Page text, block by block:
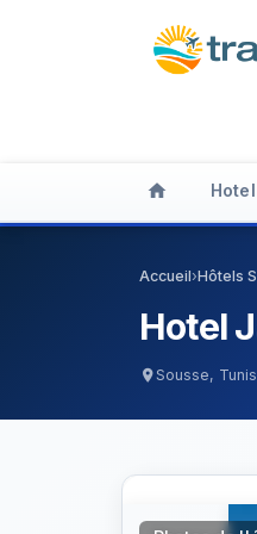
home
Accueil›Hôtels
Hotel
location_onSousse,